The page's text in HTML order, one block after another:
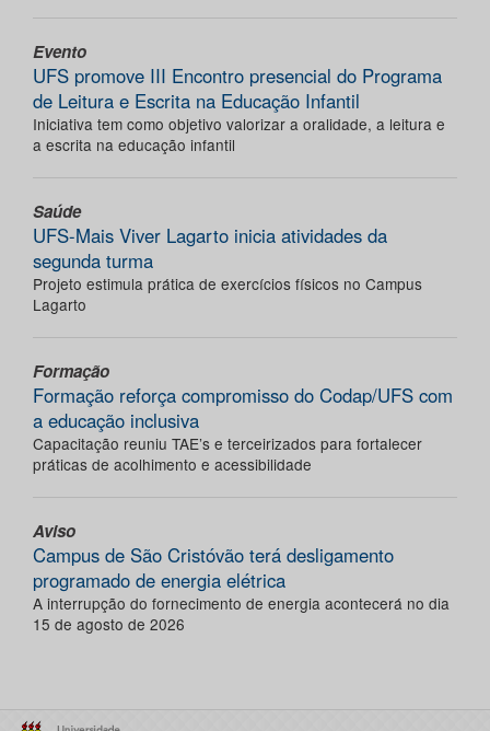
Evento
UFS promove III Encontro presencial do Programa
de Leitura e Escrita na Educação Infantil
Iniciativa tem como objetivo valorizar a oralidade, a leitura e
a escrita na educação infantil
Saúde
UFS-Mais Viver Lagarto inicia atividades da
segunda turma
Projeto estimula prática de exercícios físicos no Campus
Lagarto
Formação
Formação reforça compromisso do Codap/UFS com
a educação inclusiva
Capacitação reuniu TAE’s e terceirizados para fortalecer
práticas de acolhimento e acessibilidade
Aviso
Campus de São Cristóvão terá desligamento
programado de energia elétrica
A interrupção do fornecimento de energia acontecerá no dia
15 de agosto de 2026